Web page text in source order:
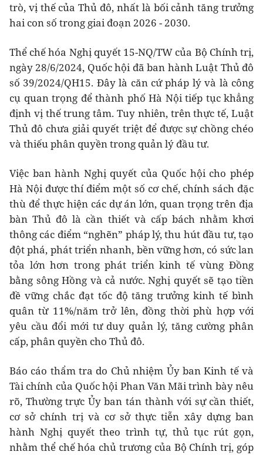
trò, vị thế của Thủ đô, nhất là bối cảnh tăng trưởng
hai con số trong giai đoạn 2026 - 2030.
Thể chế hóa Nghị quyết 15-NQ/TW của Bộ Chính trị,
ngày 28/6/2024, Quốc hội đã ban hành Luật Thủ đô
số 39/2024/QH15. Đây là căn cứ pháp lý và là công
cụ quan trọng để thành phố Hà Nội tiếp tục khẳng
định vị thế trung tâm. Tuy nhiên, trên thực tế, Luật
Thủ đô chưa giải quyết triệt để được sự chồng chéo
và thiếu phân quyền trong quản lý đầu tư.
Việc ban hành Nghị quyết của Quốc hội cho phép
Hà Nội được thí điểm một số cơ chế, chính sách đặc
thù để thực hiện các dự án lớn, quan trọng trên địa
bàn Thủ đô là cần thiết và cấp bách nhằm khơi
thông các điểm “nghẽn” pháp lý, thu hút đầu tư, tạo
đột phá, phát triển nhanh, bền vững hơn, có sức lan
tỏa lớn hơn trong phát triển kinh tế vùng Đồng
bằng sông Hồng và cả nước. Nghị quyết sẽ tạo tiền
đề vững chắc đạt tốc độ tăng trưởng kinh tế bình
quân từ 11%/năm trở lên, đồng thời phù hợp với
yêu cầu đổi mới tư duy quản lý, tăng cường phân
cấp, phân quyền cho Thủ đô.
Báo cáo thẩm tra do Chủ nhiệm Ủy ban Kinh tế và
Tài chính của Quốc hội Phan Văn Mãi trình bày nêu
rõ, Thường trực Ủy ban tán thành với sự cần thiết,
cơ sở chính trị và cơ sở thực tiễn xây dựng ban
hành Nghị quyết theo trình tự, thủ tục rút gọn,
nhằm thể chế hóa chủ trương của Bộ Chính trị, góp